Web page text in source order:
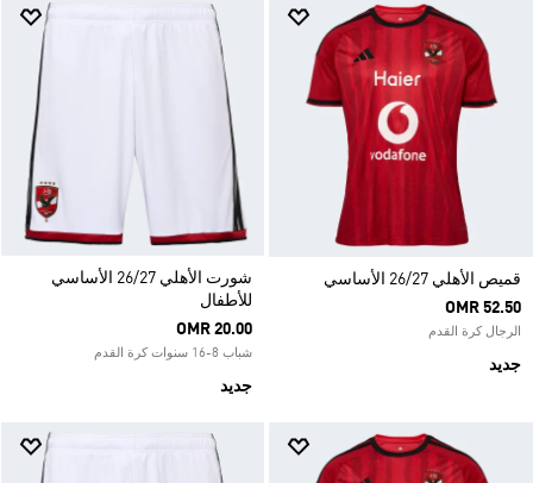
قميص الأهلي 26/27 الأساسي
OMR 52.50
الرجال كرة القدم
جديد
شورت الأهلي 26/27 الأساسي
للأطفال
OMR 20.00
شباب 8-16 سنوات كرة القدم
جديد